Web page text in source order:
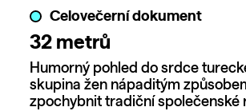
Celovečerní dokument
32 metrů
Humorný pohled do srdce
skupina žen nápaditým
zpochybnit tradiční společenské